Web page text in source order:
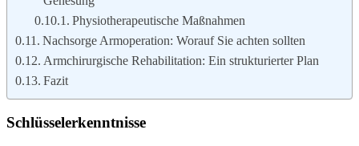
Physiotherapeutische Maßnahmen
Nachsorge Armoperation: Worauf Sie achten sollten
Armchirurgische Rehabilitation: Ein strukturierter Plan
Fazit
Schlüsselerkenntnisse